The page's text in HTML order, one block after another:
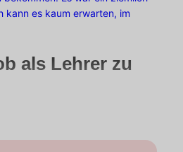
kann es kaum erwarten, im
als Lehrer zu